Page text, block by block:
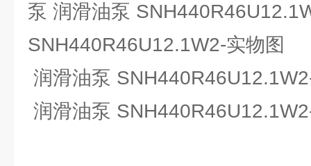
泵 润滑油泵
SNH440R46U12.1W2-实物图
润滑油泵
润滑油泵